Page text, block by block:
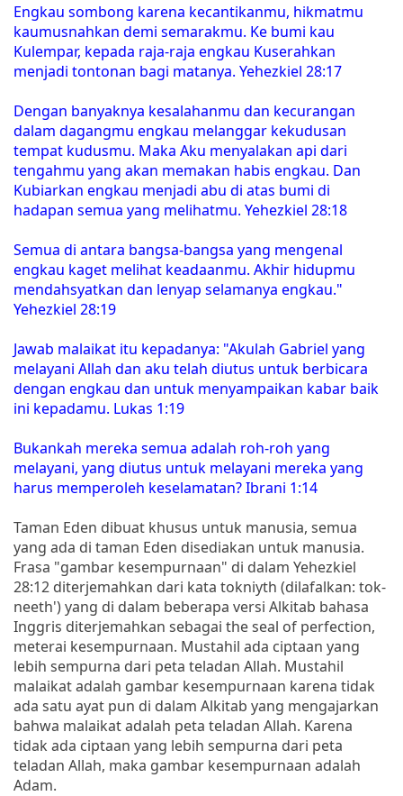
Engkau sombong karena kecantikanmu, hikmatmu
kaumusnahkan demi semarakmu. Ke bumi kau
Kulempar, kepada raja-raja engkau Kuserahkan
menjadi tontonan bagi matanya. Yehezkiel 28:17
Dengan banyaknya kesalahanmu dan kecurangan
dalam dagangmu engkau melanggar kekudusan
tempat kudusmu. Maka Aku menyalakan api dari
tengahmu yang akan memakan habis engkau. Dan
Kubiarkan engkau menjadi abu di atas bumi di
hadapan semua yang melihatmu. Yehezkiel 28:18
Semua di antara bangsa-bangsa yang mengenal
engkau kaget melihat keadaanmu. Akhir hidupmu
mendahsyatkan dan lenyap selamanya engkau."
Yehezkiel 28:19
Jawab malaikat itu kepadanya: "Akulah Gabriel yang
melayani Allah dan aku telah diutus untuk berbicara
dengan engkau dan untuk menyampaikan kabar baik
ini kepadamu. Lukas 1:19
Bukankah mereka semua adalah roh-roh yang
melayani, yang diutus untuk melayani mereka yang
harus memperoleh keselamatan? Ibrani 1:14
Taman Eden dibuat khusus untuk manusia, semua
yang ada di taman Eden disediakan untuk manusia.
Frasa "gambar kesempurnaan" di dalam Yehezkiel
28:12 diterjemahkan dari kata tokniyth (dilafalkan: tok-
neeth') yang di dalam beberapa versi Alkitab bahasa
Inggris diterjemahkan sebagai the seal of perfection,
meterai kesempurnaan. Mustahil ada ciptaan yang
lebih sempurna dari peta teladan Allah. Mustahil
malaikat adalah gambar kesempurnaan karena tidak
ada satu ayat pun di dalam Alkitab yang mengajarkan
bahwa malaikat adalah peta teladan Allah. Karena
tidak ada ciptaan yang lebih sempurna dari peta
teladan Allah, maka gambar kesempurnaan adalah
Adam.